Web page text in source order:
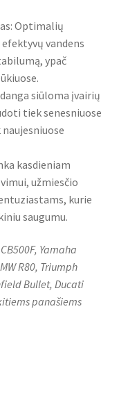
Optimalių
vandens
ypač
siūloma įvairių
tiek senesniuose
kasdieniam
užmiesčio
kurie
saugumu.
Yamaha
R80, Triumph
Bullet, Ducati
panašiems